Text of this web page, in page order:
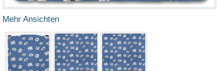
Mehr Ansichten